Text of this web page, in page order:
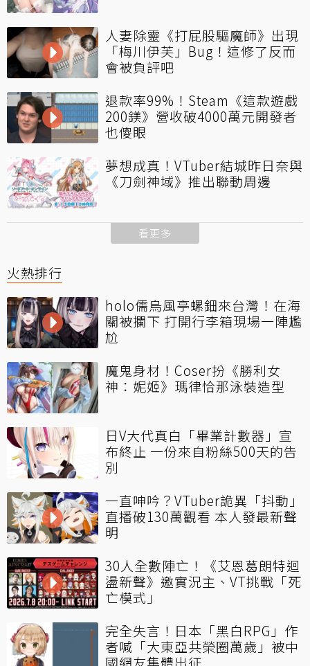
人妻除靈《打屁股驅魔師》出現
「梅川伊芙」Bug！這修了反而
會被負評吧
退款率99%！Steam《這款遊戲
200鎂》營收破4000萬元開發者
也傻眼
夢想成真！VTuber結城昨日奈與
《刀劍神域》推出聯動周邊
看更多
火熱排行
holo儒烏風亭螺鈿來台灣！在海
關被攔下 打開行李箱現場一陣尷
尬
魔鬼身材！Coser扮《勝利女
神：妮姬》瑪律恰那泳裝造型
日V大代真白「畢業計數器」宣
布終止 一份來自粉絲500天的告
別
一直呻吟？VTuber詭異「抖動」
直播破130萬觀看 本人發最新聲
明
30人全數陣亡！《艾恩葛朗特迴
盪新聲》邀實況主、VT挑戰「死
亡模式」
完全失言！日本「黑白RPG」作
者喊「大東亞共榮圈萬歲」被中
國網友集體出征